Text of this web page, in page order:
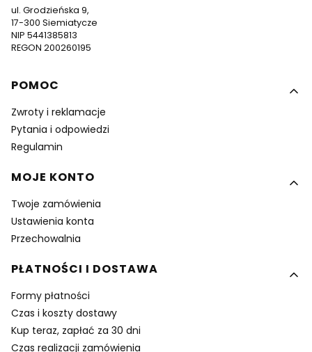
ul. Grodzieńska 9,
17-300 Siemiatycze
NIP 5441385813
REGON 200260195
Linki w stopce
POMOC
Zwroty i reklamacje
Pytania i odpowiedzi
Regulamin
MOJE KONTO
Twoje zamówienia
Ustawienia konta
Przechowalnia
PŁATNOŚCI I DOSTAWA
Formy płatności
Czas i koszty dostawy
Kup teraz, zapłać za 30 dni
Czas realizacji zamówienia